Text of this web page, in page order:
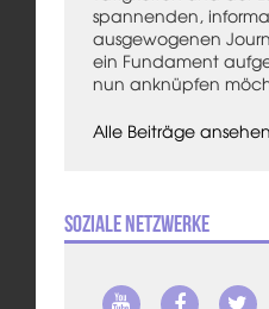
spannenden,
ausgewogenen
ein Fundament
nun anknüpfen
Alle Beiträge ansehen
Soziale Netzwerke